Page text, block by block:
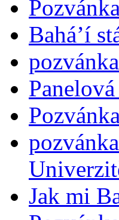
Bahá’í
Jak mi